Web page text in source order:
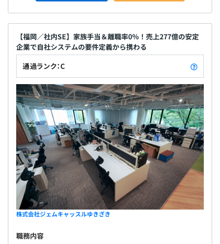
【福岡／社内SE】家族手当＆離職率0％！売上277億の安定
企業で自社システムの要件定義から携わる
通過ランク：C
株式会社ジェムキャッスルゆきざき
職務内容